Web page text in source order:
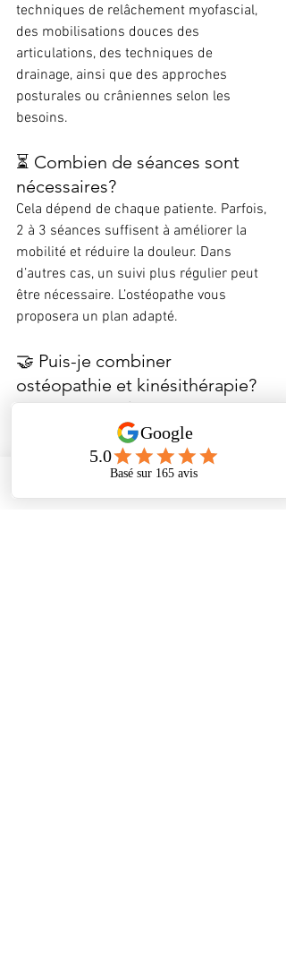
techniques de relâchement myofascial,
des mobilisations douces des
articulations, des techniques de
drainage, ainsi que des approches
posturales ou crâniennes selon les
besoins.
⏳ Combien de séances sont
nécessaires?
Cela dépend de chaque patiente. Parfois,
2 à 3 séances suffisent à améliorer la
mobilité et réduire la douleur. Dans
d’autres cas, un suivi plus régulier peut
être nécessaire. L’ostéopathe vous
proposera un plan adapté.
🤝 Puis-je combiner
ostéopathie et kinésithérapie?
Absolument. L’ostéopathie est
complémentaire à la kinésithérapie.
Tandis que la kiné travaille sur le
renforcement et la mobilité active,
l’ostéopathe agit en profondeur sur les